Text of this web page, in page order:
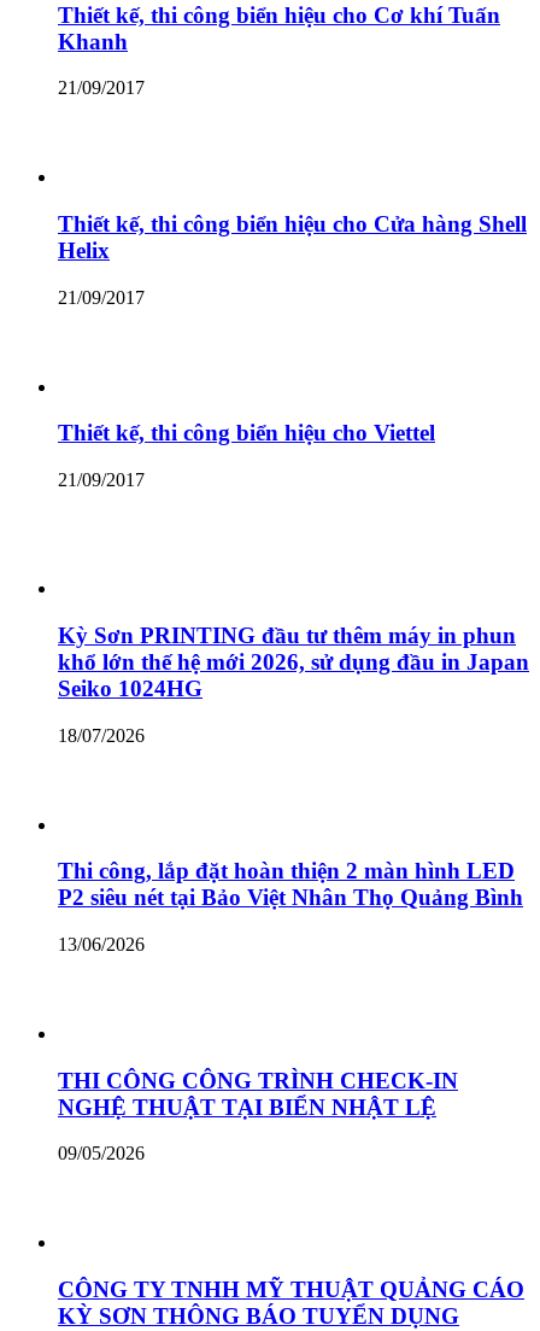
Thiết kế, thi công biển hiệu cho Cơ khí Tuấn
Khanh
21/09/2017
Thiết kế, thi công biển hiệu cho Cửa hàng Shell
Helix
21/09/2017
Thiết kế, thi công biển hiệu cho Viettel
21/09/2017
Kỳ Sơn PRINTING đầu tư thêm máy in phun
khổ lớn thế hệ mới 2026, sử dụng đầu in Japan
Seiko 1024HG
18/07/2026
Thi công, lắp đặt hoàn thiện 2 màn hình LED
P2 siêu nét tại Bảo Việt Nhân Thọ Quảng Bình
13/06/2026
THI CÔNG CÔNG TRÌNH CHECK-IN
NGHỆ THUẬT TẠI BIỂN NHẬT LỆ
09/05/2026
CÔNG TY TNHH MỸ THUẬT QUẢNG CÁO
KỲ SƠN THÔNG BÁO TUYỂN DỤNG